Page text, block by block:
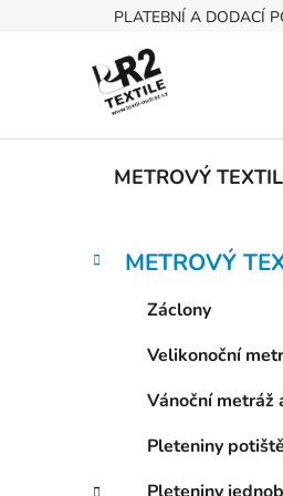
PLATEBNÍ A DODACÍ
METROVÝ TEXTIL
P
í
Přeskočit
kategorie
K
a
METROVÝ
Záclony
Velikonoční
Vánoční metráž
Pleteniny